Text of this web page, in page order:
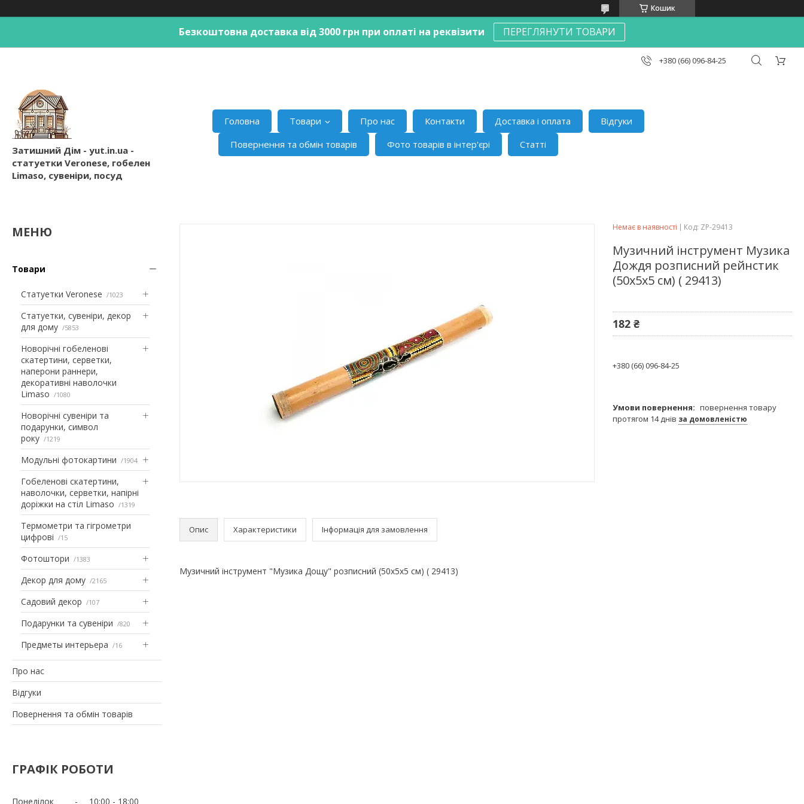
Кошик
Безкоштовна доставка від 3000 грн при оплаті на реквізити ПЕРЕГЛЯНУТИ ТОВАРИ
+380 (66) 096-84-25
Затишний Дім - yut.in.ua -
статуетки Veronese, гобелен
Limaso, сувеніри, посуд
Головна Товари Про нас Контакти Доставка і оплата
Відгуки
Повернення та обмін товарів
Фото товарів в інтер'єрі Статті
Товари
Статуетки Veronese 1023
Статуетки, сувеніри, декор
для дому
5853
Новорічні гобеленові
скатертини, серветки,
наперони раннери,
декоративні наволочки
Limaso
1080
Новорічні сувеніри та
подарунки, символ
року
1219
Модульні фотокартини 1904
Гобеленові скатертини,
наволочки, серветки, напірні
доріжки на стіл Limaso
1319
Термометри та гігрометри
цифрові
15
Фотоштори 1383
Декор для дому 2165
Садовий декор 107
Подарунки та сувеніри 820
Предметы интерьера 16
Про нас
Відгуки
Повернення та обмін товарів
ГРАФІК РОБОТИ
Понеділок 10:00 18:00
Опис Характеристики Інформація для замовлення
Музичний інструмент "Музика Дощу" розписний (50х5х5 см) ( 29413)
Немає в наявності Код: ZP-29413
Музичний інструмент Музика
Дождя розписний рейнстик
(50х5х5 см) ( 29413)
182 ₴
+380 (66) 096-84-25
повернення товару
протягом 14 днів за домовленістю